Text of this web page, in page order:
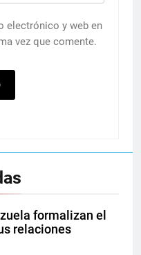
electrónico y web en
vez que comente.
formalizan el
relaciones